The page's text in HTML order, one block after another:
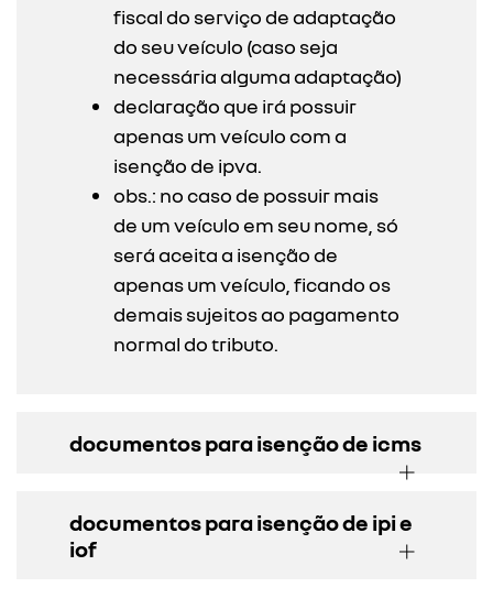
fiscal do serviço de adaptação
do seu veículo (caso seja
necessária alguma adaptação)
declaração que irá possuir
apenas um veículo com a
isenção de ipva.
obs.: no caso de possuir mais
de um veículo em seu nome, só
será aceita a isenção de
apenas um veículo, ficando os
demais sujeitos ao pagamento
normal do tributo.
documentos para isenção de icms
documentos para isenção de ipi e
iof